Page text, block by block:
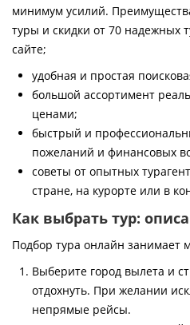
минимум усилий.
туры и скидки от 70 надежных
сайте;
удобная и простая
большой ассортимент
ценами;
быстрый и
пожеланий и финансовых
советы от опытных
стране, на курорте или в
Как выбрать тур:
Подбор тура онлайн занимает
Выберите город вылета и
отдохнуть. При желании
непрямые рейсы.